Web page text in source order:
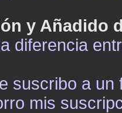
y Añadido
diferencia
suscribo a
mis